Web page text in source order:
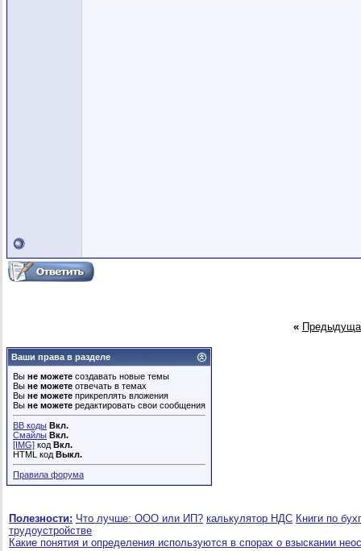
«
Ваши права в разделе
Вы не можете создавать новые темы
Вы не можете отвечать в темах
Вы не можете прикреплять вложения
Вы не можете редактировать свои сообщения
BB коды Вкл.
Смайлы Вкл.
[IMG] код Вкл.
HTML код Выкл.
Правила форума
Полезности: Что лучше: ООО или ИП? калькулятор НДС Книги по
трудоустройстве
Какие понятия и определения используются в спорах о взыскании